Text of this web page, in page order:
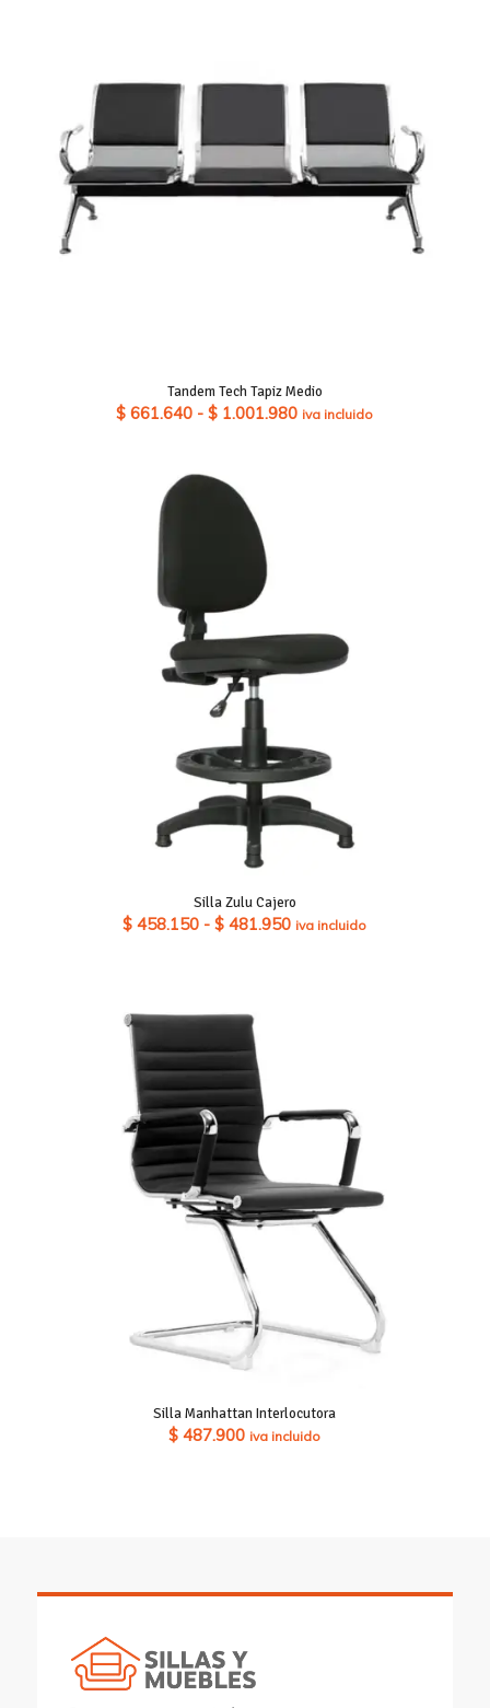
Tandem Tech Tapiz Medio
$ 661.640 - $ 1.001.980Rango
iva incluido
Silla Zulu Cajero
$ 458.150 - $ 481.950Rango
iva incluido
Silla Manhattan Interlocutora
$ 487.900 iva incluido